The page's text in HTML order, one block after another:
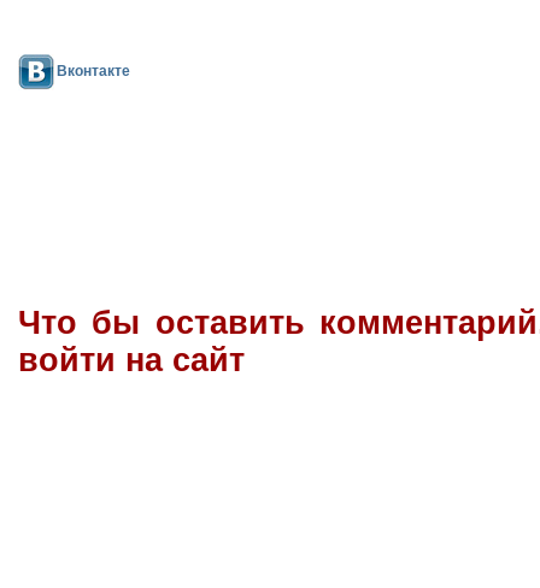
Вконтакте
Что бы оставить
войти на сайт